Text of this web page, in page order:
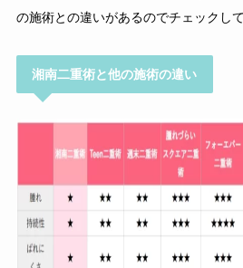
の施術との違いがあるのでチェックし
湘南二重術と他の施術の違い